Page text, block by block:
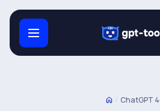
/ ChatGPT